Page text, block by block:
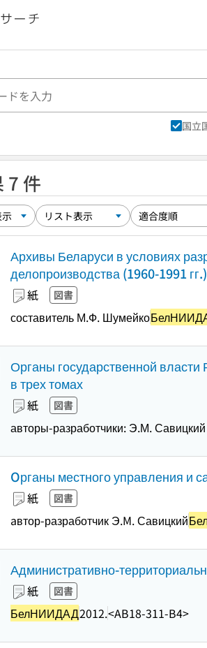
国立
7 件
Архивы Беларуси в условиях
делопроизводства (1960-1991
紙 図書
составитель М.Ф. Шумейко
Органы государственной власти
в трех томах
紙 図書
авторы-разработчики: Э.М.
Oрганы местного управления и
紙 図書
aвтор-разработчик Э.M. Савицкий
Административно-
紙 図書
БелНИИДАД2012.<AB18-311-B4>